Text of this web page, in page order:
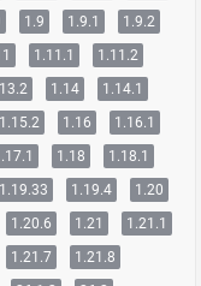
1.9 1.9.1
1.9.2
1.11.1
1.11.2
1.14
1.14.1
1.15.2 1.16
1.16.1
1.18
1.18.1
1.19.33 1.19.4
1.20
1.20.6 1.21
1.21.1
1.21.7
1.21.8